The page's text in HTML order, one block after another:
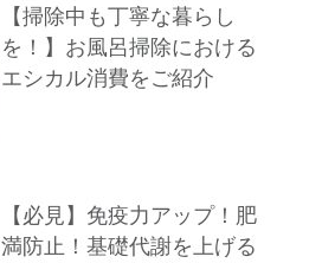
【掃除中も丁寧な暮らし
を！】お風呂掃除における
エシカル消費をご紹介
【必見】免疫力アップ！肥
満防止！基礎代謝を上げる